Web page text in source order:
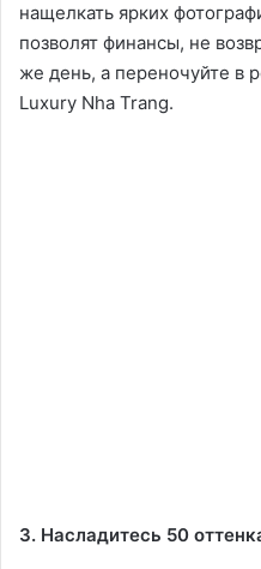
нащелкать ярких
позволят финансы, не
же день, а переночуйте в
Luxury Nha Trang.
3. Насладитесь 50